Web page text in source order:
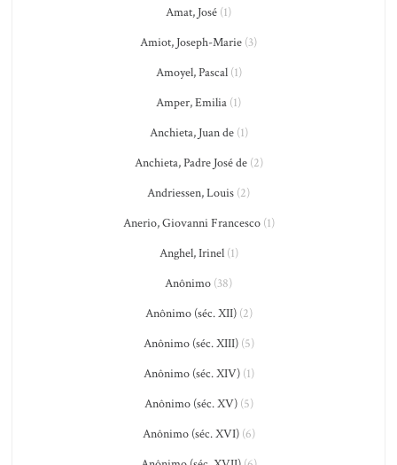
Amat, José (1)
Amiot, Joseph-Marie (3)
Amoyel, Pascal(1)
Amper, Emilia (1)
Anchieta, Juan de(1)
Anchieta, Padre José de(2)
Andriessen, Louis (2)
Anerio, Giovanni Francesco(1)
Anghel, Irinel(1)
Anônimo (38)
Anônimo (séc. XII)(2)
Anônimo (séc. XIII)(5)
Anônimo (séc. XIV)(1)
Anônimo (séc. XV)(5)
Anônimo (séc. XVI)(6)